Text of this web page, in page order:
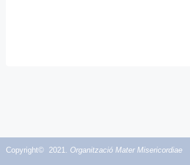
Copyright© 2021. Organització Mater Misericordiae